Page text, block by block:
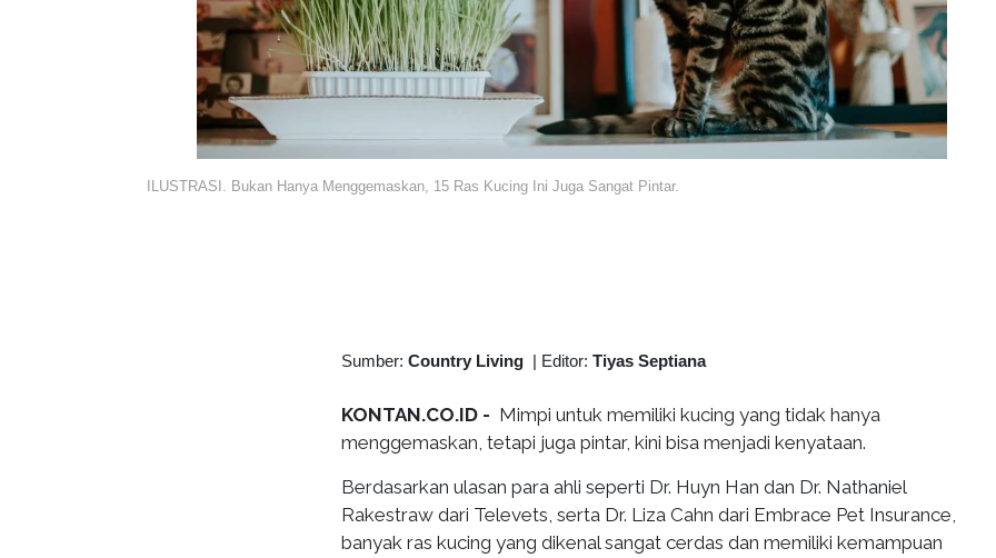
ILUSTRASI. Bukan Hanya Menggemaskan, 15 Ras Kucing Ini Juga Sangat Pintar.
Sumber: Country Living | Editor: Tiyas Septiana
KONTAN.CO.ID - Mimpi untuk memiliki kucing yang tidak hanya
menggemaskan, tetapi juga pintar, kini bisa menjadi kenyataan.
Berdasarkan ulasan para ahli seperti Dr. Huyn Han dan Dr. Nathaniel
Rakestraw dari Televets, serta Dr. Liza Cahn dari Embrace Pet Insurance,
banyak ras kucing yang dikenal sangat cerdas dan memiliki kemampuan